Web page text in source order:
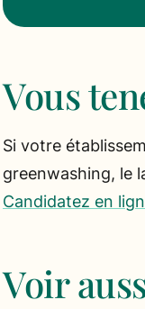
Vous
Si votre
greenwashing, le
Candidatez en
Voir